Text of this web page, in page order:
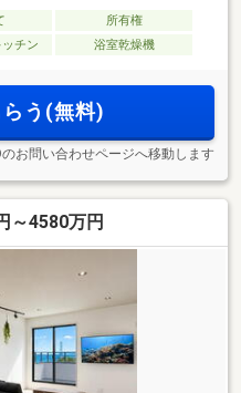
所有権
チン 浴室乾燥機
う(無料)
のお問い合わせページへ移動します
～4580万円